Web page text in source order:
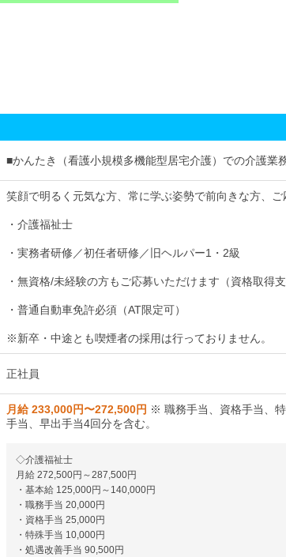
■かんたき（看護小規模多機能型居宅介護）での介護業
笑顔で明るく元気な方、常に学ぶ姿勢で前向きな方、ご
・介護福祉士
・実務者研修／初任者研修／旧ヘルパー1・2級
・無資格/未経験の方もご応募いただけます（資格取得支
・普通自動車免許必須（AT限定可）
※新卒・中途とも喫煙者の採用は行っておりません。
正社員
月給 233,000円〜272,500円 ※ 職務手当、資格手当、
手当、早出手当4回分を含む。
◇介護福祉士
月給 272,500円～287,500円
・基本給 125,000円～140,000円
・職務手当 20,000円
・資格手当 25,000円
・特殊手当 10,000円
・処遇改善手当 90,500円